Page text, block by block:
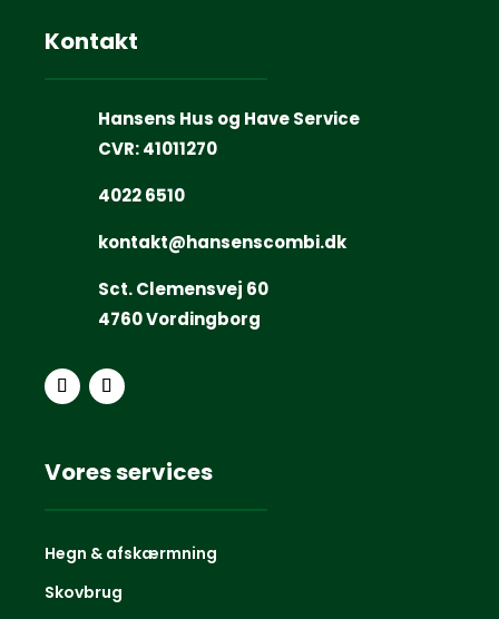
Kontakt
Hansens Hus og Have Service
CVR:41011270
4022 6510
kontakt@hansenscombi.dk
Sct. Clemensvej 60
4760 Vordingborg
Vores services
Hegn & afskærmning
Skovbrug